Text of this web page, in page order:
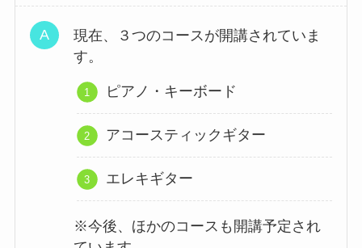
現在、３つのコースが開講されていま
す。
ピアノ・キーボード
アコースティックギター
エレキギター
※今後、ほかのコースも開講予定され